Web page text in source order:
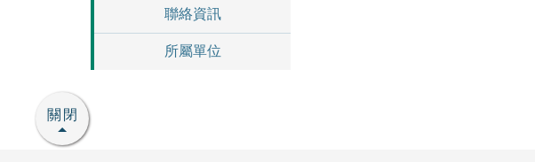
聯絡資訊
所屬單位
關閉